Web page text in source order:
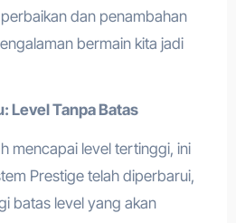
dan penambahan
bermain kita jadi
Level Tanpa Batas
mencapai level tertinggi, ini
Prestige telah diperbarui,
batas level yang akan